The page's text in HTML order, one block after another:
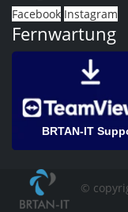
Facebook Instagram
Fernwartung
BRTAN-IT
©